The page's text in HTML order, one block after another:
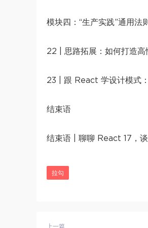
模块四：“生产实践”通用法则
22 | 思路拓展：如何打造
23 | 跟 React 学设计模式
结束语
结束语 | 聊聊 React 17，
拉勾
上一篇